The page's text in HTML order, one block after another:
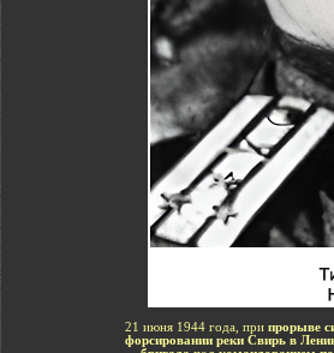
21 июня 1944 года, припрорыве
форсировании реки Свирь в